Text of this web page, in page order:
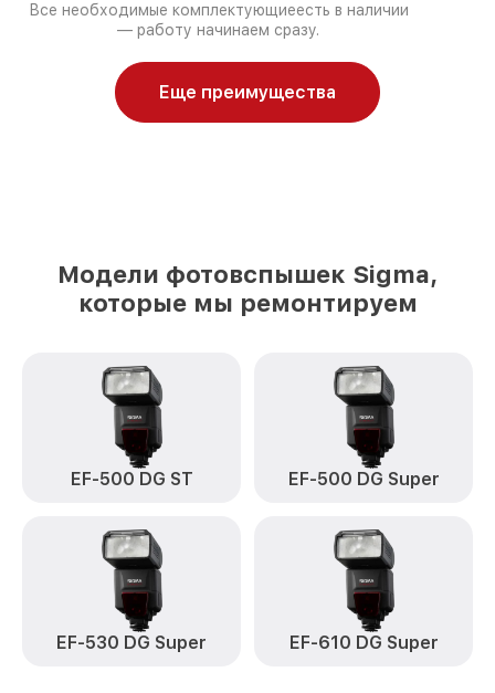
Все необходимые комплектующиеесть в наличии
— работу начинаем сразу.
Еще преимущества
Модели фотовспышек Sigma,
которые мы ремонтируем
EF-500 DG ST EF-500 DG Super
EF-530 DG Super EF-610 DG Super